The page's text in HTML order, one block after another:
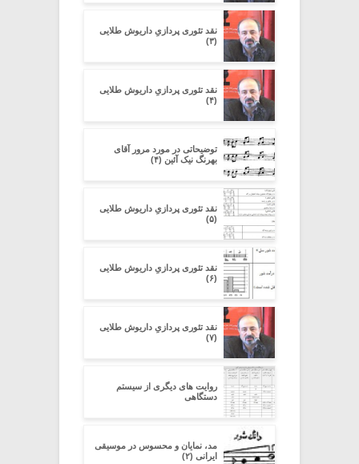
نقد تئوری پردازیِ داریوش طلایی
(۳)
نقد تئوری پردازیِ داریوش طلایی
(۴)
توضیحاتی در مورد مرور آقای
بهرنگ نیک آئین (۴)
نقد تئوری پردازیِ داریوش طلایی
(۵)
نقد تئوری پردازیِ داریوش طلایی
(۶)
نقد تئوری پردازیِ داریوش طلایی
(۷)
روایت های دیگری از سیستم
دستگاهی
مد، نمایان و محسوس در موسیقی
ایرانی (۲)